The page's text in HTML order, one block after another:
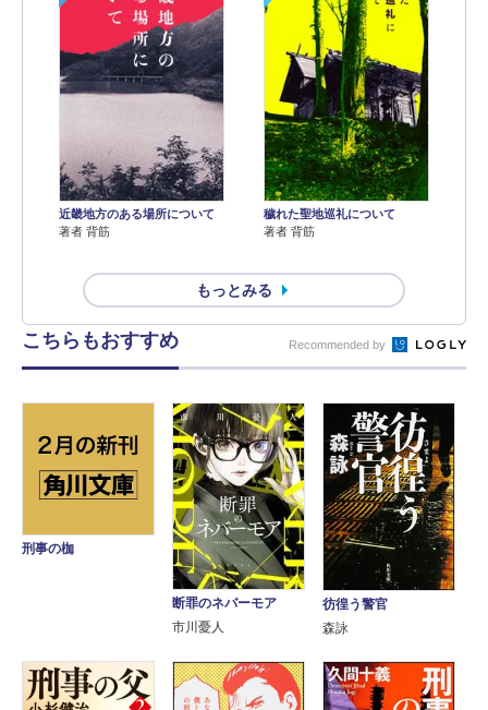
近畿地方のある場所について
著者 背筋
穢れた聖地巡礼について
著者 背筋
もっとみる
こちらもおすすめ Recommended by
刑事の枷
断罪のネバーモア
市川憂人
彷徨う警官
森詠